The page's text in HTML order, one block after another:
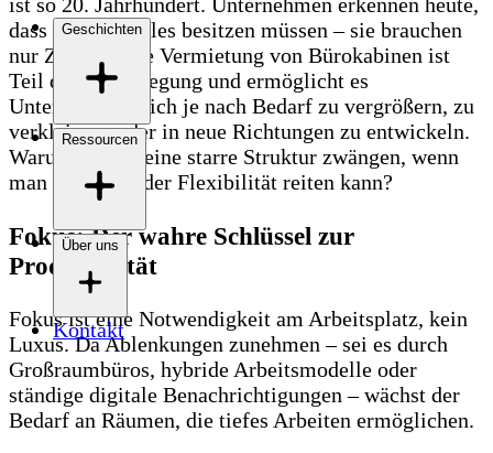
Geschichten
Ressourcen
Über uns
Kontakt
dass sie nicht alles besitzen müssen – sie brauchen
nur Zugang. Die Vermietung von Bürokabinen ist
Teil dieser Bewegung und ermöglicht es
Unternehmen, sich je nach Bedarf zu vergrößern, zu
verkleinern oder in neue Richtungen zu entwickeln.
Warum sich in eine starre Struktur zwängen, wenn
man die Welle der Flexibilität reiten kann?
Fokus: Der wahre Schlüssel zur
Produktivität
Fokus ist eine Notwendigkeit am Arbeitsplatz, kein
Luxus. Da Ablenkungen zunehmen – sei es durch
Großraumbüros, hybride Arbeitsmodelle oder
ständige digitale Benachrichtigungen – wächst der
Bedarf an Räumen, die tiefes Arbeiten ermöglichen.